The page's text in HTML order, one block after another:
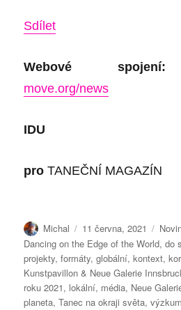
Sdílet
Webové spojení:
move.org/news
IDU
proTANEČNÍ MAGAZÍN
Autor:
Michal Publikováno:
11 června, 2021
Dancing on the Edge of the World,do
projekty,formáty,globální,kontext,
Kunstpavillon & Neue Galerie
roku 2021, lokální, média, Neue
planeta,Tanec na okraji světa,výzkum